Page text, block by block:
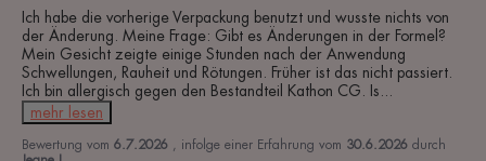
Ich habe die vorherige Verpackung benutzt und wusste nichts von
der Änderung. Meine Frage: Gibt es Änderungen in der Formel?
Mein Gesicht zeigte einige Stunden nach der Anwendung
Schwellungen, Rauheit und Rötungen. Früher ist das nicht passiert.
Ich bin allergisch gegen den Bestandteil Kathon CG. Is
mehr lesen
Bewertung vom 6.7.2026 , infolge einer Erfahrung vom 30.6.2026 durch